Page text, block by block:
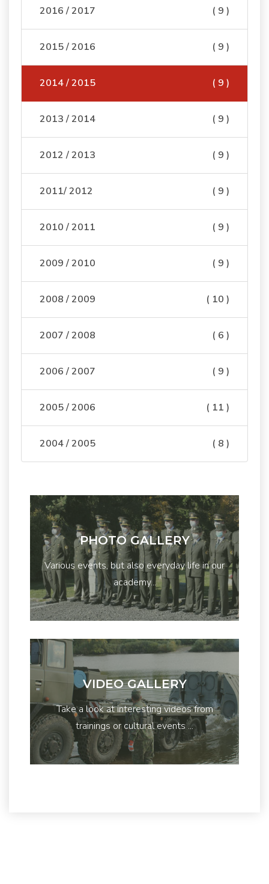
2016 / 2017 ( 9 )
2015 / 2016 ( 9 )
2014 / 2015 ( 9 )
2013 / 2014 ( 9 )
2012 / 2013 ( 9 )
2011/ 2012 ( 9 )
2010 / 2011 ( 9 )
2009 / 2010 ( 9 )
2008 / 2009 ( 10 )
2007 / 2008 ( 6 )
2006 / 2007 ( 9 )
2005 / 2006 ( 11 )
2004 / 2005 ( 8 )
PHOTO GALLERY
Various events, but also everyday life in our
academy...
VIDEO GALLERY
Take a look at interesting videos from
trainings or cultural events ...